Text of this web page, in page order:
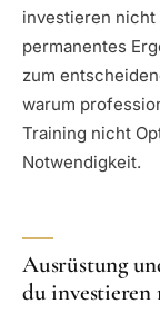
investieren nicht
permanentes
zum
warum
Training nicht
Notwendigkeit.
Ausrüstung
du investieren